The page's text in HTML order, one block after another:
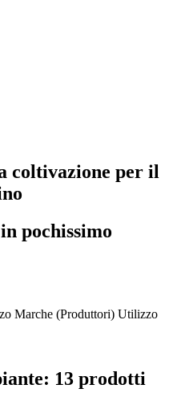
coltivazione per il
pochissimo
Marche (Produttori) Utilizzo
13 prodotti